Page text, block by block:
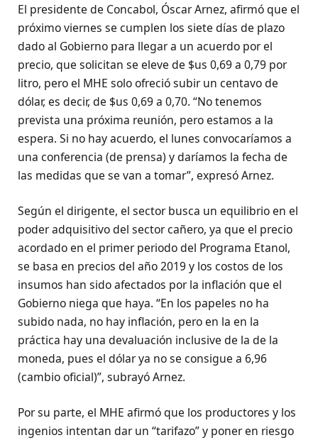
El presidente de Concabol, Óscar Arnez, afirmó que el
próximo viernes se cumplen los siete días de plazo
dado al Gobierno para llegar a un acuerdo por el
precio, que solicitan se eleve de $us 0,69 a 0,79 por
litro, pero el MHE solo ofreció subir un centavo de
dólar, es decir, de $us 0,69 a 0,70. “No tenemos
prevista una próxima reunión, pero estamos a la
espera. Si no hay acuerdo, el lunes convocaríamos a
una conferencia (de prensa) y daríamos la fecha de
las medidas que se van a tomar”, expresó Arnez.
Según el dirigente, el sector busca un equilibrio en el
poder adquisitivo del sector cañero, ya que el precio
acordado en el primer periodo del Programa Etanol,
se basa en precios del año 2019 y los costos de los
insumos han sido afectados por la inflación que el
Gobierno niega que haya. “En los papeles no ha
subido nada, no hay inflación, pero en la en la
práctica hay una devaluación inclusive de la de la
moneda, pues el dólar ya no se consigue a 6,96
(cambio oficial)”, subrayó Arnez.
Por su parte, el MHE afirmó que los productores y los
ingenios intentan dar un “tarifazo” y poner en riesgo